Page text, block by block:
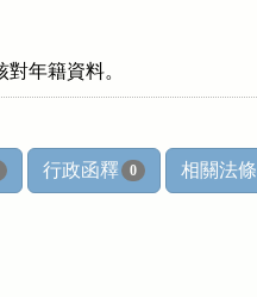
行政函釋 0 相關法條